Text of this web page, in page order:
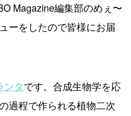
Magazine編集部のめぇ〜
ーをしたので皆様にお届
ンタです。合成生物学を応
過程で作られる植物二次